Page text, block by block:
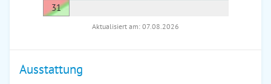
31
Aktualisiert am: 07.08.2026
Ausstattung